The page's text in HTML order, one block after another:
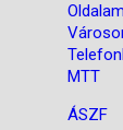
Oldalam
MTT
ÁSZF